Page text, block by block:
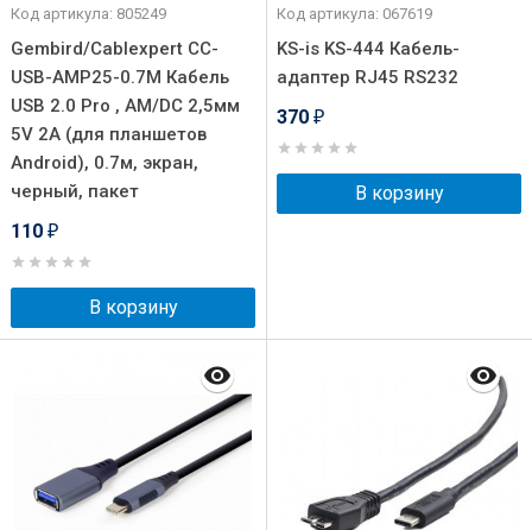
Код артикула: 805249
Gembird/Cablexpert CC-
USB-AMP25-0.7M Кабель
USB 2.0 Pro , AM/DC 2,5мм
5V 2A (для планшетов
Android), 0.7м, экран,
черный, пакет
110 ₽
В корзину
Код артикула: 067619
KS-is KS-444 Кабель-
адаптер RJ45 RS232
370 ₽
В корзину